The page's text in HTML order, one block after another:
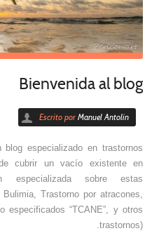
Bienvenida al blog
Escrito por Manuel Antolín
especializado en trastornos
cubrir un vacío existente en
especializada sobre estas
Trastorno por atracones,
especificados “TCANE”, y otros
trastornos).